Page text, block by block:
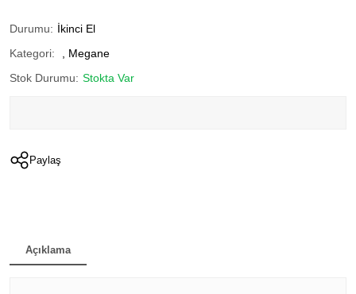
Durumu: İkinci El
Kategori:
Megane
Stok Durumu: Stokta Var
Paylaş
Açıklama